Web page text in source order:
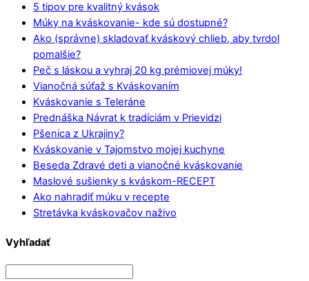
5 tipov pre kvalitný kvások
Múky na kváskovanie- kde sú dostupné?
Ako (správne) skladovať kváskový chlieb, aby tvrdol
pomalšie?
Peč s láskou a vyhraj 20 kg prémiovej múky!
Vianočná súťaž s Kváskovaním
Kváskovanie s Teleráne
Prednáška Návrat k tradíciám v Prievidzi
Pšenica z Ukrajiny?
Kváskovanie v Tajomstvo mojej kuchyne
Beseda Zdravé deti a vianočné kváskovanie
Maslové sušienky s kváskom-RECEPT
Ako nahradiť múku v recepte
Stretávka kváskovačov naživo
Vyhľadať